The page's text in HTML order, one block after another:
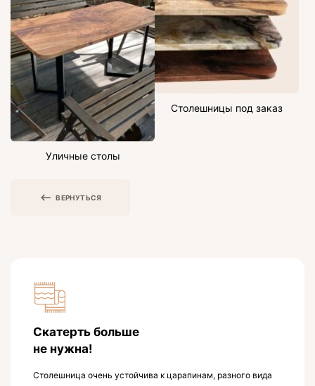
Уличные столы
Столешницы под заказ
ВЕРНУТЬСЯ
Скатерть больше
не нужна!
Столешница очень устойчива к царапинам, разного вида